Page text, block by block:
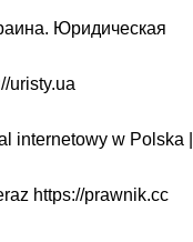
Юридическая
uristy.ua
internetowy w Polska |
https://prawnik.cc